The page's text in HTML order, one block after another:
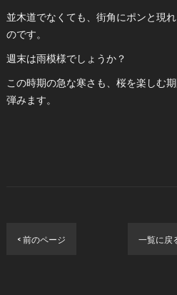
並木道でなくても、街角にポンと現
のです。
週末は雨模様でしょうか？
この時期の急な寒さも、桜を楽しむ
弾みます。
< 前のページ 一覧に戻